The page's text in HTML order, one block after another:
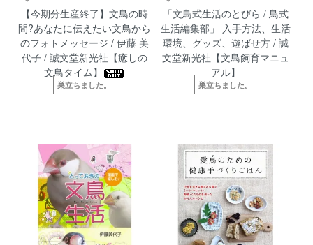
【今期分生産終了】文鳥の時
間?あなたに伝えたい文鳥から
のフォトメッセージ / 伊藤 美
代子 / 誠文堂新光社【癒しの
文鳥タイム】
巣立ちました。
「文鳥式生活のとびら / 鳥式
生活編集部」 入手方法、生活
環境、グッズ、遊ばせ方 / 誠
文堂新光社【文鳥飼育マニュ
アル】
巣立ちました。